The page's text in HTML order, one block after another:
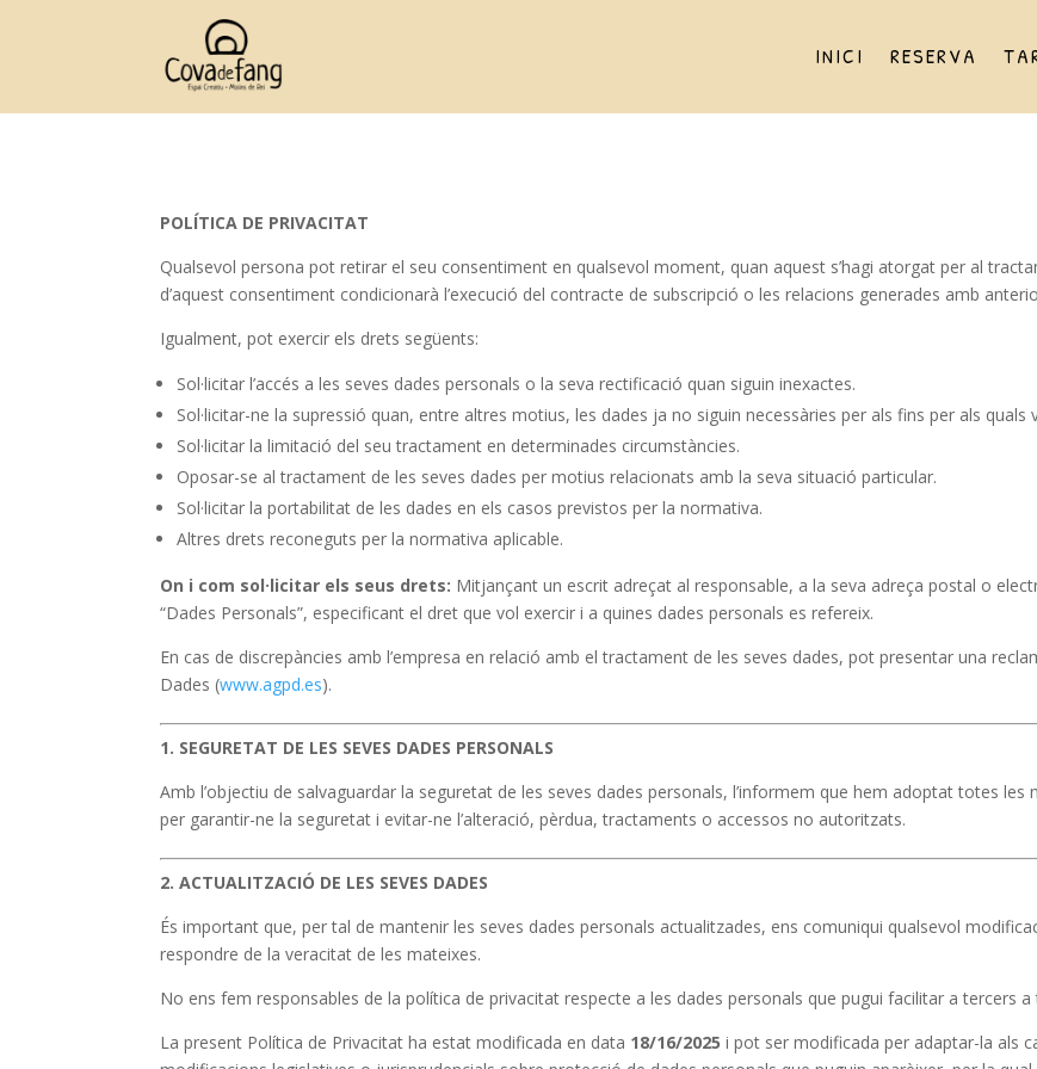
INICI RESERVA
POLÍTICA DE PRIVACITAT
Qualsevol persona pot retirar el seu consentiment en qualsevol moment, quan aquest s’hagi atorgat per al
d’aquest consentiment condicionarà l’execució del contracte de subscripció o les relacions generades amb
Igualment, pot exercir els drets següents:
Sol·licitar l’accés a les seves dades personals o la seva rectificació quan siguin inexactes.
Sol·licitar-ne la supressió quan, entre altres motius, les dades ja no siguin necessàries per als fins per als quals
Sol·licitar la limitació del seu tractament en determinades circumstàncies.
Oposar-se al tractament de les seves dades per motius relacionats amb la seva situació particular.
Sol·licitar la portabilitat de les dades en els casos previstos per la normativa.
Altres drets reconeguts per la normativa aplicable.
On i com sol·licitar els seus drets: Mitjançant un escrit adreçat al responsable, a la seva adreça postal o
“Dades Personals”, especificant el dret que vol exercir i a quines dades personals es refereix.
En cas de discrepàncies amb l’empresa en relació amb el tractament de les seves dades, pot presentar una
Dades (www.agpd.es).
1. SEGURETAT DE LES SEVES DADES PERSONALS
Amb l’objectiu de salvaguardar la seguretat de les seves dades personals, l’informem que hem adoptat totes les
per garantir-ne la seguretat i evitar-ne l’alteració, pèrdua, tractaments o accessos no autoritzats.
2. ACTUALITZACIÓ DE LES SEVES DADES
És important que, per tal de mantenir les seves dades personals actualitzades, ens comuniqui qualsevol
respondre de la veracitat de les mateixes.
No ens fem responsables de la política de privacitat respecte a les dades personals que pugui facilitar a tercers
La present Política de Privacitat ha estat modificada en data 18/16/2025 i pot ser modificada per adaptar-la als